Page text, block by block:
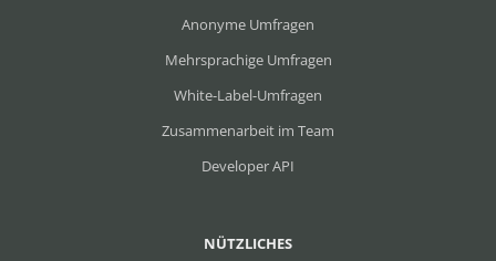
NÜTZLICHES
Anonyme Umfragen
Mehrsprachige Umfragen
White-Label-Umfragen
Zusammenarbeit im Team
Developer API